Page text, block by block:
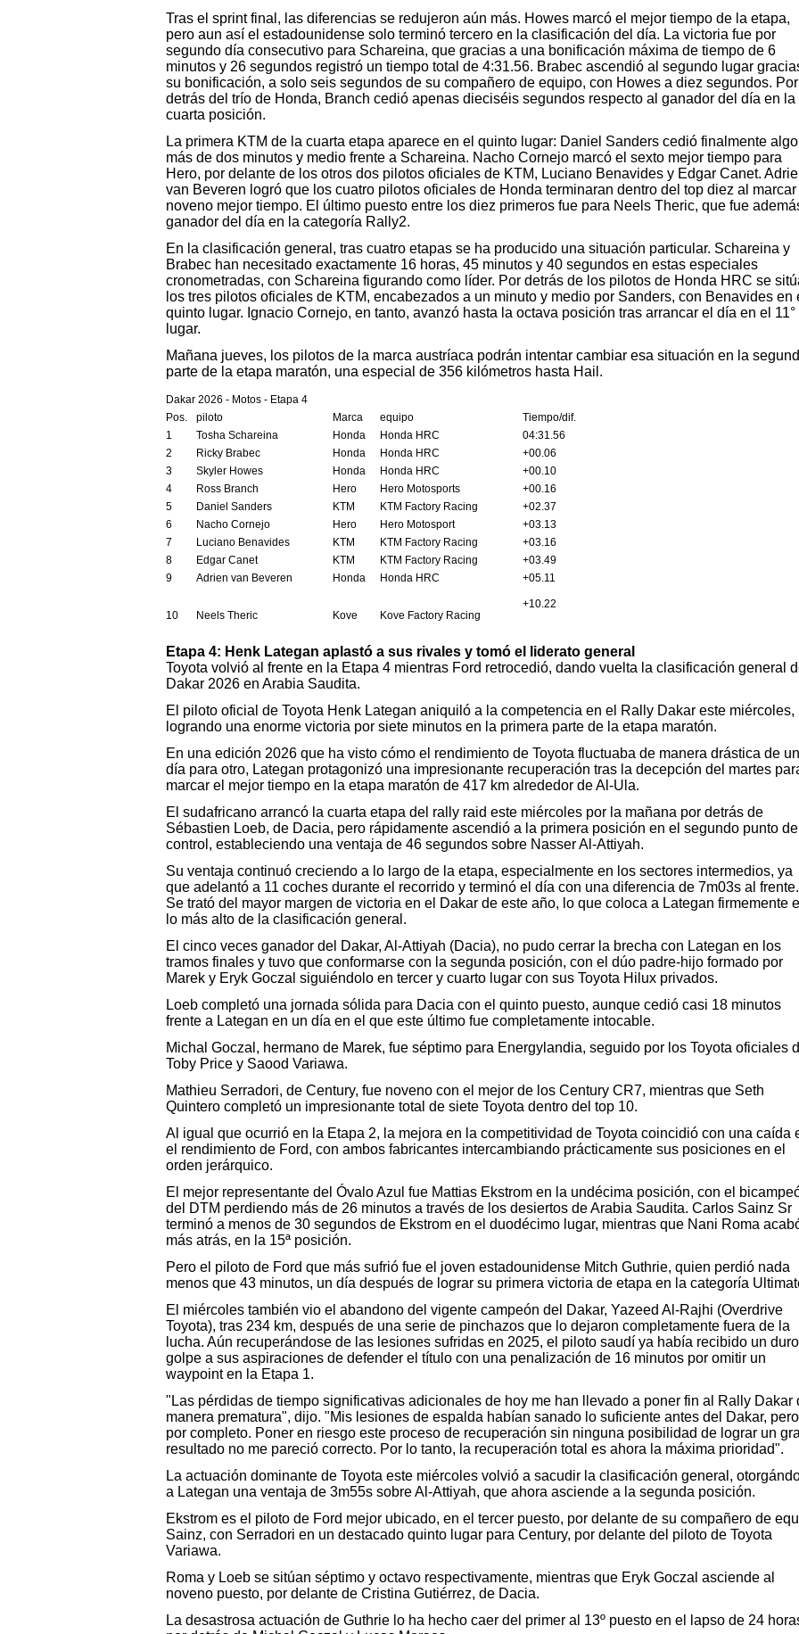
Tras el sprint final, las diferencias se redujeron aún más. Howes marcó el mejor tiempo de la etapa,
pero aun así el estadounidense solo terminó tercero en la clasificación del día. La victoria fue por
segundo día consecutivo para Schareina, que gracias a una bonificación máxima de tiempo de 6
minutos y 26 segundos registró un tiempo total de 4:31.56. Brabec ascendió al segundo lugar
su bonificación, a solo seis segundos de su compañero de equipo, con Howes a diez segundos. Por
detrás del trío de Honda, Branch cedió apenas dieciséis segundos respecto al ganador del día en la
cuarta posición.
La primera KTM de la cuarta etapa aparece en el quinto lugar: Daniel Sanders cedió finalmente algo
más de dos minutos y medio frente a Schareina. Nacho Cornejo marcó el sexto mejor tiempo para
Hero, por delante de los otros dos pilotos oficiales de KTM, Luciano Benavides y Edgar Canet.
van Beveren logró que los cuatro pilotos oficiales de Honda terminaran dentro del top diez al marcar
noveno mejor tiempo. El último puesto entre los diez primeros fue para Neels Theric, que fue
ganador del día en la categoría Rally2.
En la clasificación general, tras cuatro etapas se ha producido una situación particular. Schareina y
Brabec han necesitado exactamente 16 horas, 45 minutos y 40 segundos en estas especiales
cronometradas, con Schareina figurando como líder. Por detrás de los pilotos de Honda HRC se
los tres pilotos oficiales de KTM, encabezados a un minuto y medio por Sanders, con Benavides en
quinto lugar. Ignacio Cornejo, en tanto, avanzó hasta la octava posición tras arrancar el día en el 11°
lugar.
Mañana jueves, los pilotos de la marca austríaca podrán intentar cambiar esa situación en la
parte de la etapa maratón, una especial de 356 kilómetros hasta Hail.
Dakar 2026 - Motos - Etapa 4
Pos.
piloto Marca equipo
Tiempo/dif.
1
Tosha Schareina Honda Honda HRC
04:31.56
2
Ricky Brabec Honda Honda HRC
+00.06
3
Skyler Howes Honda Honda HRC
+00.10
4
Ross Branch Hero Hero Motosports
+00.16
5
Daniel Sanders KTM KTM Factory Racing
+02.37
6
Nacho Cornejo Hero Hero Motosport
+03.13
7
Luciano Benavides KTM KTM Factory Racing
+03.16
8
Edgar Canet KTM KTM Factory Racing
+03.49
9
Adrien van Beveren Honda Honda HRC +05.11
10 Neels Theric Kove Kove Factory Racing
+10.22
Etapa 4: Henk Lategan aplastó a sus rivales y tomó el liderato general
Toyota volvió al frente en la Etapa 4 mientras Ford retrocedió, dando vuelta la clasificación general
Dakar 2026 en Arabia Saudita.
El piloto oficial de Toyota Henk Lategan aniquiló a la competencia en el Rally Dakar este miércoles,
logrando una enorme victoria por siete minutos en la primera parte de la etapa maratón.
En una edición 2026 que ha visto cómo el rendimiento de Toyota fluctuaba de manera drástica de un
día para otro, Lategan protagonizó una impresionante recuperación tras la decepción del martes
marcar el mejor tiempo en la etapa maratón de 417 km alrededor de Al-Ula.
El sudafricano arrancó la cuarta etapa del rally raid este miércoles por la mañana por detrás de
Sébastien Loeb, de Dacia, pero rápidamente ascendió a la primera posición en el segundo punto de
control, estableciendo una ventaja de 46 segundos sobre Nasser Al-Attiyah.
Su ventaja continuó creciendo a lo largo de la etapa, especialmente en los sectores intermedios, ya
que adelantó a 11 coches durante el recorrido y terminó el día con una diferencia de 7m03s al frente.
Se trató del mayor margen de victoria en el Dakar de este año, lo que coloca a Lategan firmemente
lo más alto de la clasificación general.
El cinco veces ganador del Dakar, Al-Attiyah (Dacia), no pudo cerrar la brecha con Lategan en los
tramos finales y tuvo que conformarse con la segunda posición, con el dúo padre-hijo formado por
Marek y Eryk Goczal siguiéndolo en tercer y cuarto lugar con sus Toyota Hilux privados.
Loeb completó una jornada sólida para Dacia con el quinto puesto, aunque cedió casi 18 minutos
frente a Lategan en un día en el que este último fue completamente intocable.
Michal Goczal, hermano de Marek, fue séptimo para Energylandia, seguido por los Toyota oficiales
Toby Price y Saood Variawa.
Mathieu Serradori, de Century, fue noveno con el mejor de los Century CR7, mientras que Seth
Quintero completó un impresionante total de siete Toyota dentro del top 10.
Al igual que ocurrió en la Etapa 2, la mejora en la competitividad de Toyota coincidió con una caída
el rendimiento de Ford, con ambos fabricantes intercambiando prácticamente sus posiciones en el
orden jerárquico.
El mejor representante del Óvalo Azul fue Mattias Ekstrom en la undécima posición, con el
del DTM perdiendo más de 26 minutos a través de los desiertos de Arabia Saudita. Carlos Sainz Sr
terminó a menos de 30 segundos de Ekstrom en el duodécimo lugar, mientras que Nani Roma
más atrás, en la 15ª posición.
Pero el piloto de Ford que más sufrió fue el joven estadounidense Mitch Guthrie, quien perdió nada
menos que 43 minutos, un día después de lograr su primera victoria de etapa en la categoría
El miércoles también vio el abandono del vigente campeón del Dakar, Yazeed Al-Rajhi (Overdrive
Toyota), tras 234 km, después de una serie de pinchazos que lo dejaron completamente fuera de la
lucha. Aún recuperándose de las lesiones sufridas en 2025, el piloto saudí ya había recibido un duro
golpe a sus aspiraciones de defender el título con una penalización de 16 minutos por omitir un
waypoint en la Etapa 1.
"Las pérdidas de tiempo significativas adicionales de hoy me han llevado a poner fin al Rally Dakar
manera prematura", dijo. "Mis lesiones de espalda habían sanado lo suficiente antes del Dakar,
por completo. Poner en riesgo este proceso de recuperación sin ninguna posibilidad de lograr un
resultado no me pareció correcto. Por lo tanto, la recuperación total es ahora la máxima prioridad".
La actuación dominante de Toyota este miércoles volvió a sacudir la clasificación general,
a Lategan una ventaja de 3m55s sobre Al-Attiyah, que ahora asciende a la segunda posición.
Ekstrom es el piloto de Ford mejor ubicado, en el tercer puesto, por delante de su compañero de
Sainz, con Serradori en un destacado quinto lugar para Century, por delante del piloto de Toyota
Variawa.
Roma y Loeb se sitúan séptimo y octavo respectivamente, mientras que Eryk Goczal asciende al
noveno puesto, por delante de Cristina Gutiérrez, de Dacia.
La desastrosa actuación de Guthrie lo ha hecho caer del primer al 13º puesto en el lapso de 24